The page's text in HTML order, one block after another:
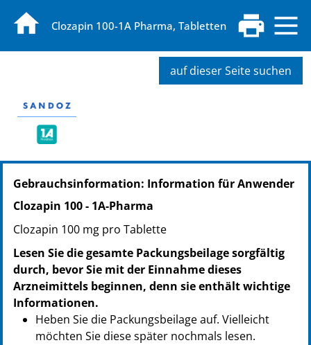
Clozapin 100-1A Pharma, Tabletten
auf dieser Seite suchen
Gebrauchsinformation: Information für Anwender
Clozapin 100 - 1A-Pharma
Clozapin 100 mg pro Tablette
Lesen Sie die gesamte Packungsbeilage sorgfältig
durch, bevor Sie mit der Einnahme dieses
Arzneimittels beginnen, denn sie enthält wichtige
Informationen.
Heben Sie die Packungsbeilage auf. Vielleicht
möchten Sie diese später nochmals lesen.